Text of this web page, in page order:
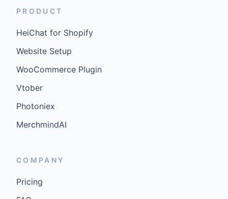
PRODUCT
HeiChat for Shopify
Website Setup
WooCommerce Plugin
Vtober
Photoniex
MerchmindAI
COMPANY
Pricing